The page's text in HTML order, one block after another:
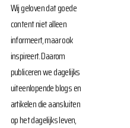
Wij geloven dat goede
content niet alleen
informeert, maar ook
inspireert. Daarom
publiceren we dagelijks
uiteenlopende blogs en
artikelen die aansluiten
op het dagelijks leven,